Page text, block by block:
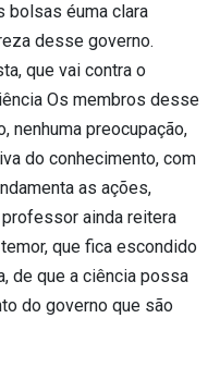
bolsas éuma clara
desse governo.
que vai contra o
Os membros desse
nenhuma preocupação,
do conhecimento, com
as ações,
professor ainda reitera
que fica escondido
de que a ciência possa
do governo que são